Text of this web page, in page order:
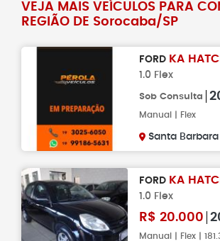
VEJA MAIS VEÍCULOS PARA
REGIÃO DE Sorocaba/SP
FORD KA
1.0 Flex
Sob Consulta
Manual | Flex
Santa Barbara
FORD KA
1.0 Flex
R$ 20.000
Manual | Flex |